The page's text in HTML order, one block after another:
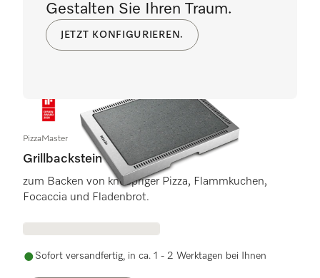
PizzaMaster
Grillbackstein
zum Backen von knuspriger Pizza, Flammkuchen,
Focaccia und Fladenbrot.
Sofort versandfertig, in ca. 1 - 2 Werktagen bei Ihnen
Gestalten Sie Ihren Traum.
JETZT KONFIGURIEREN.